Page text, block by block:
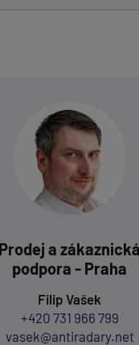
Prodej a zákaznická
podpora - Praha
Filip Vašek
+420 731 966 799
vasek@antiradary.net